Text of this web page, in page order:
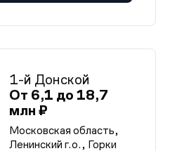
1-й Донской
От 6,1 до 18,7
млн ₽
Московская область,
Ленинский г.о., Горки